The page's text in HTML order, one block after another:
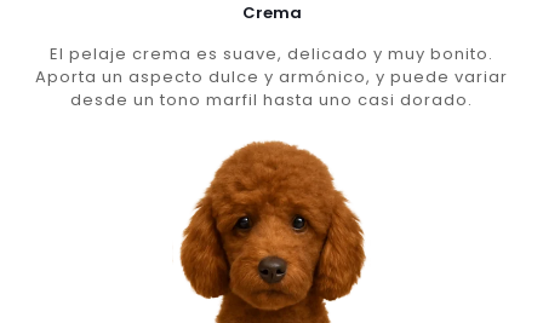
Crema
El pelaje crema es suave, delicado y muy bonito.
Aporta un aspecto dulce y armónico, y puede variar
desde un tono marfil hasta uno casi dorado.